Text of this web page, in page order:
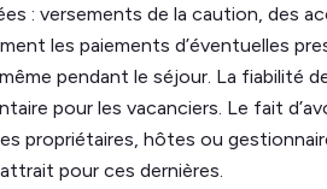
: versements de la caution, des
les paiements d’éventuelles
pendant le séjour. La fiabilité
pour les vacanciers. Le fait
propriétaires, hôtes ou
pour ces dernières.